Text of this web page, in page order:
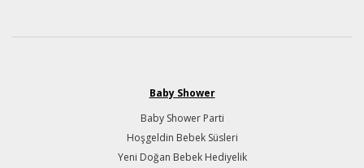
Baby Shower
Baby Shower Parti
Hoşgeldin Bebek Süsleri
Yeni Doğan Bebek Hediyelik